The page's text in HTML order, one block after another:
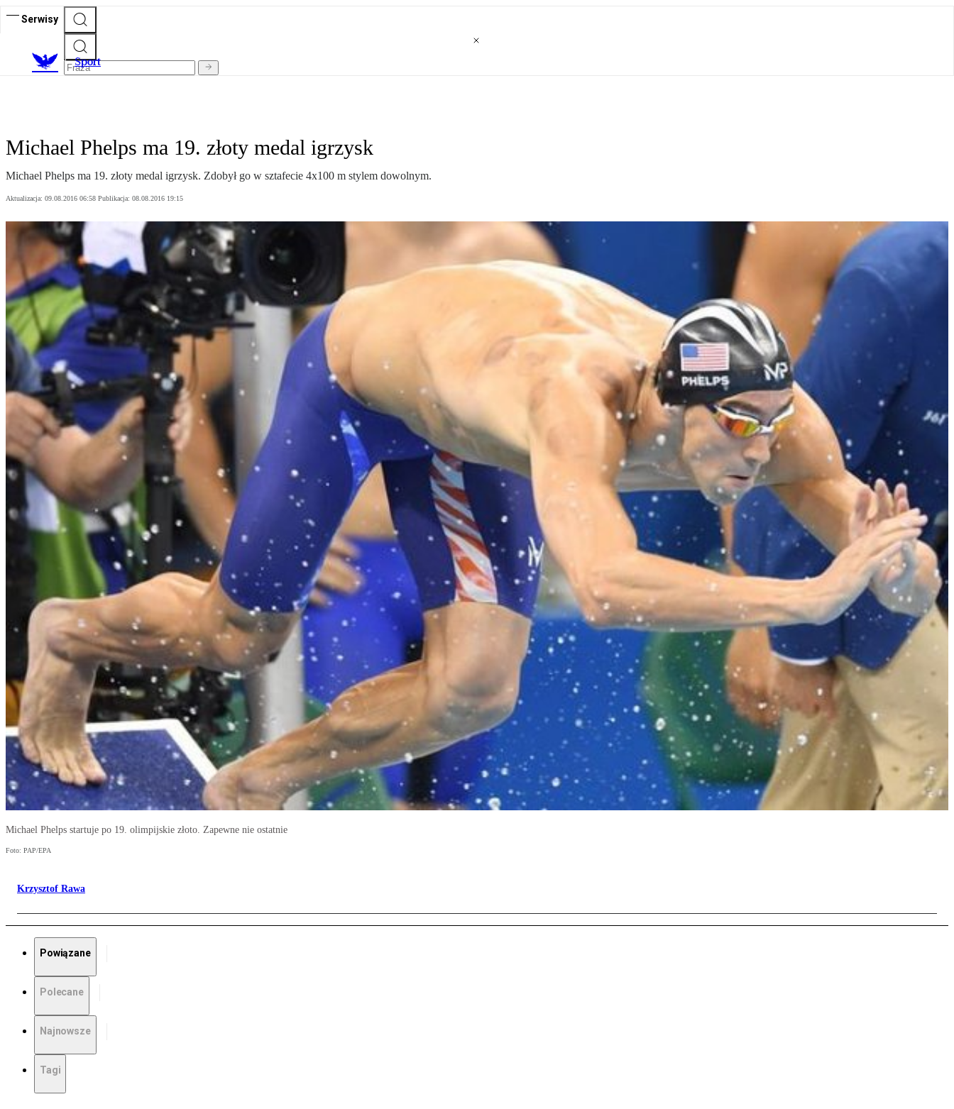
Serwisy
Sport
Michael Phelps ma 19. złoty medal igrzysk
Michael Phelps ma 19. złoty medal igrzysk. Zdobył go w sztafecie 4x100 m stylem dowolnym.
Aktualizacja: 09.08.2016 06:58 Publikacja: 08.08.2016 19:15
Michael Phelps startuje po 19. olimpijskie złoto. Zapewne nie ostatnie
Foto: PAP/EPA
Krzysztof Rawa
Powiązane
Polecane
Najnowsze
Tagi